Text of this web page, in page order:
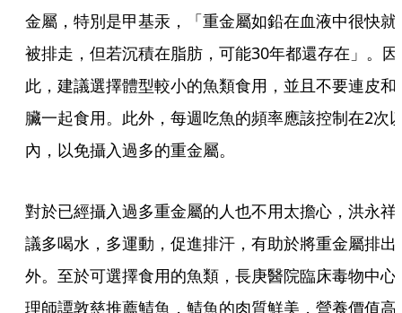
金屬，特別是甲基汞，「重金屬如鉛在血液中很快就
被排走，但若沉積在脂肪，可能30年都還存在」。因
此，建議選擇體型較小的魚類食用，並且不要連皮和
臟一起食用。此外，每週吃魚的頻率應該控制在2次
內，以免攝入過多的重金屬。
對於已經攝入過多重金屬的人也不用太擔心，洪永祥
議多喝水，多運動，促進排汗，有助於將重金屬排出
外。至於可選擇食用的魚類，長庚醫院臨床毒物中心
理師譚敦慈推薦鯖魚，鯖魚的肉質鮮美，營養價值高